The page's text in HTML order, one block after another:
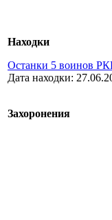
Находки
Останки 5 воинов
Дата находки:
Захоронения